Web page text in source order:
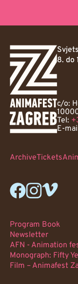
8. do
c/o:
Tel:
E-
ArchiveTickets
Program Book
Newsletter
AFN - Animation
Monograph: Fifty
Film – Animafest